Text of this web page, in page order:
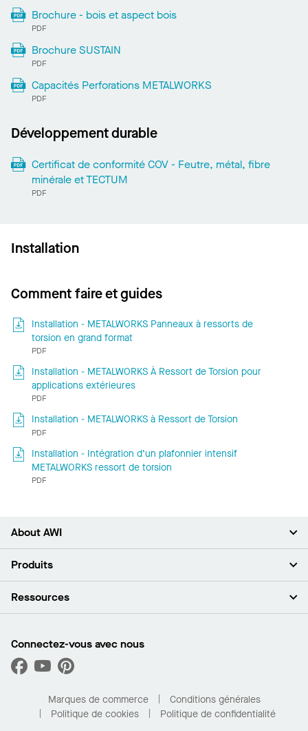
Brochure - bois et aspect bois
PDF
Brochure SUSTAIN
PDF
Capacités Perforations METALWORKS
PDF
Développement durable
Certificat de conformité COV - Feutre, métal, fibre
minérale et TECTUM
PDF
Installation
Comment faire et guides
Installation - METALWORKS Panneaux à ressorts de
torsion en grand format
PDF
Installation - METALWORKS À Ressort de Torsion pour
applications extérieures
PDF
Installation - METALWORKS à Ressort de Torsion
PDF
Installation - Intégration d’un plafonnier intensif
METALWORKS ressort de torsion
PDF
About AWI
À propos de nous
Espace presse
Quelles sont mes options d’achat?
Produits
Plafonds
Capacités sur mesure
Performance
Ressources
Trouver un distributeur
Trouver un distributeur
Pour la maison
Connectez-vous avec nous
Marques de commerce
Conditions générales
Politique de cookies
Politique de confidentialité